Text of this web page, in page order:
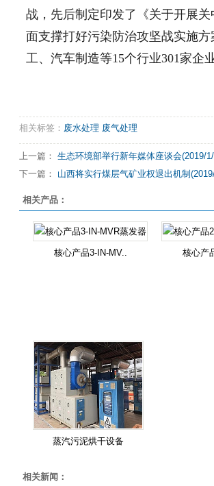
战，先后制定印发了《关于开展
面支撑打好污染防治攻坚战实施
工、汽车制造等15个行业301家企
相关标签： 废水处理 废气处理
上一篇： 生态环境部举行新年媒体座谈会(2019/
下一篇：
山西将实行煤层气矿业权退出机制
相关产品：
核心产品3-IN-MV.. 核心产
蒸汽污泥烘干设备
相关新闻：